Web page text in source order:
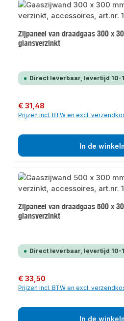
Zijpaneel van draadgaas 300 x
glansverzinkt
Direct leverbaar, levertijd 10-
Normale prijs:
€ 31,48
Prijzen incl. BTW en excl.
In de
Zijpaneel van draadgaas 500 x
glansverzinkt
Direct leverbaar, levertijd 10-
Normale prijs:
€ 33,50
Prijzen incl. BTW en excl.
In de